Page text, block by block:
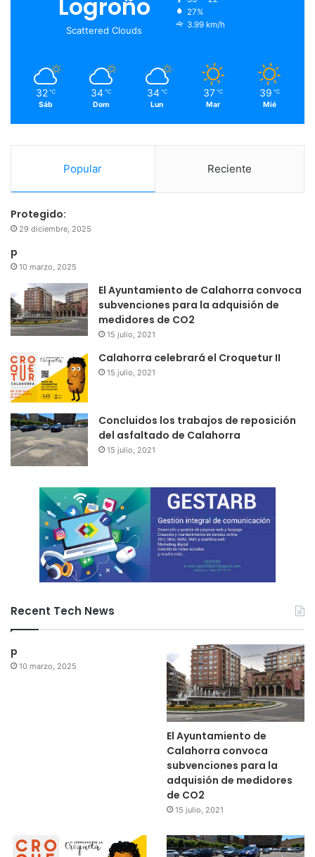
o
e
r
m
Logroño
Scattered Clouds
27%
3.99 km/h
32 ℃
Sáb
34 ℃
Dom
34 ℃
Lun
37 ℃
Mar
39 ℃
Mié
Popular Reciente
Protegido:
29 diciembre, 2025
p
10 marzo, 2025
El Ayuntamiento de Calahorra convoca
subvenciones para la adquisión de
medidores de CO2
15 julio, 2021
Calahorra celebrará el Croquetur II
15 julio, 2021
Concluidos los trabajos de reposición
del asfaltado de Calahorra
15 julio, 2021
Recent Tech News
p
10 marzo, 2025
El Ayuntamiento de
Calahorra convoca
subvenciones para la
adquisión de medidores
de CO2
15 julio, 2021